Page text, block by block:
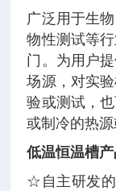
广泛用于生
物性测试等
门。为用户
场源，对实
验或测试，
或制冷的热源
低温恒温槽
☆自主研发的